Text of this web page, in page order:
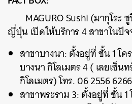
MAGURO Sushi (มากุโระ
ญี่ปุ่น เปิดให้บริการ 4 สาขาในปั
สาขาบางนา: ตั้งอยู่ที่ ชั้น 1 โค
บางนา กิโลเมตร 4 ( เลยเซ็น
กิโลเมตร) โทร. 06 2556 6266
สาขาพระราม 3: ตั้งอยู่ที่ ชั้น